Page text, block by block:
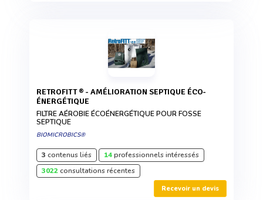
RETROFITT ® - AMÉLIORATION SEPTIQUE ÉCO-
ÉNERGÉTIQUE
FILTRE AÉROBIE ÉCOÉNERGÉTIQUE POUR FOSSE
SEPTIQUE
BIOMICROBICS®
3 contenus liés 14professionnels intéressés
3022consultations récentes
Recevoir un devis